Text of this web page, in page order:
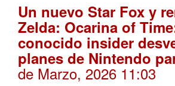
Un nuevo Star Fox y
Zelda: Ocarina of
conocido insider
planes de Nintendo
de Marzo, 2026 11:03